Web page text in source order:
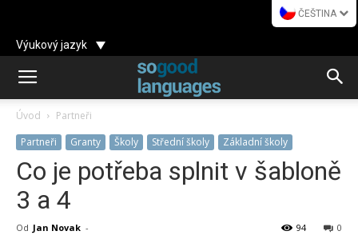
ČEŠTINA
Výukový jazyk
Úvod
Partneři
Partneři
Granty Školy Střední školy Základní školy
Co je potřeba splnit v šabloně
3 a 4
Od Jan Novak - 0
94